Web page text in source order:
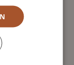
is
op
in de raad